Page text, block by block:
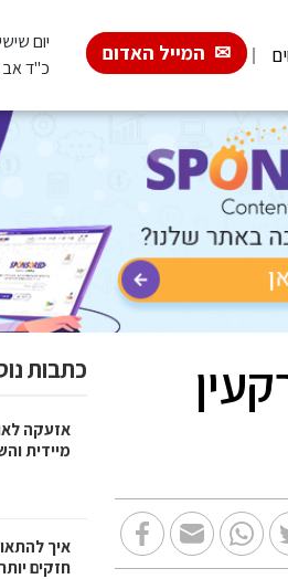
המייל האדום
יום שישי,
כ"ד
כתבות
אזעקה
מיידית
איך
חזקים